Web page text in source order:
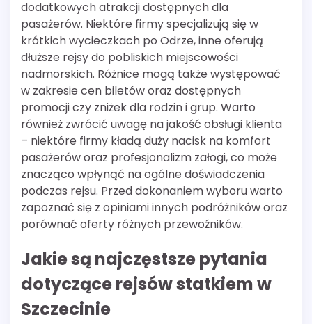
dodatkowych atrakcji dostępnych dla
pasażerów. Niektóre firmy specjalizują się w
krótkich wycieczkach po Odrze, inne oferują
dłuższe rejsy do pobliskich miejscowości
nadmorskich. Różnice mogą także występować
w zakresie cen biletów oraz dostępnych
promocji czy zniżek dla rodzin i grup. Warto
również zwrócić uwagę na jakość obsługi klienta
– niektóre firmy kładą duży nacisk na komfort
pasażerów oraz profesjonalizm załogi, co może
znacząco wpłynąć na ogólne doświadczenia
podczas rejsu. Przed dokonaniem wyboru warto
zapoznać się z opiniami innych podróżników oraz
porównać oferty różnych przewoźników.
Jakie są najczęstsze pytania
dotyczące rejsów statkiem w
Szczecinie